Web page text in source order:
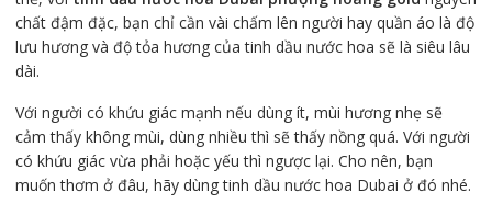
chất đậm đặc, bạn chỉ cần vài chấm lên người hay quần áo là độ
lưu hương và độ tỏa hương của tinh dầu nước hoa sẽ là siêu lâu
dài.
Với người có khứu giác mạnh nếu dùng ít, mùi hương nhẹ sẽ
cảm thấy không mùi, dùng nhiều thì sẽ thấy nồng quá. Với người
có khứu giác vừa phải hoặc yếu thì ngược lại. Cho nên, bạn
muốn thơm ở đâu, hãy dùng tinh dầu nước hoa Dubai ở đó nhé.